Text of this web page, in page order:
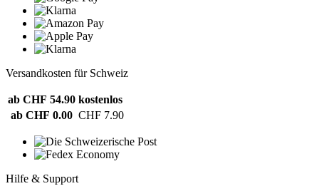
Versandkosten für Schweiz
ab CHF 54.90 kostenlos
ab CHF 0.00 CHF 7.90
Hilfe & Support